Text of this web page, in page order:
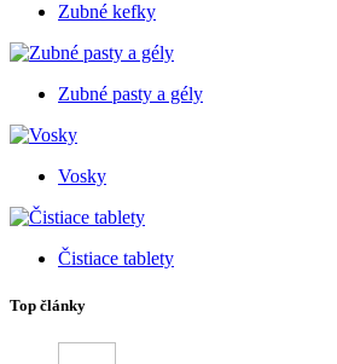
Zubné kefky
Zubné pasty a gély
Vosky
Čistiace tablety
Top články